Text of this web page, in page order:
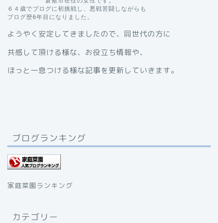
６４歳でブログに初挑戦し、悪戦苦闘しながらも
ブログ歴6年目になりました。
ようやく安定してきましたので、同世代の方に
共感して頂ける様な、お役立ち情報や、
ほっと一息つける様な記事を更新していきます。
ブログランキング
家庭菜園ランキング
カテゴリー